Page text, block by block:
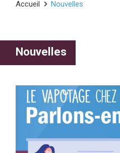
Accueil Nouvelles
Nouvelles